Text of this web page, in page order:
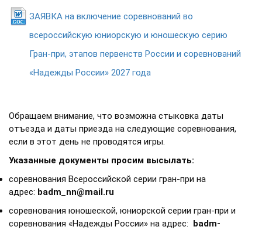
ЗАЯВКА на включение соревнований во
всероссийскую юниорскую и юношескую серию
Гран-при, этапов первенств России и соревнований
«Надежды России» 2027 года
Обращаем внимание, что возможна стыковка даты
отъезда и даты приезда на следующие соревнования,
если в этот день не проводятся игры.
Указанные документы просим высылать:
соревнования Всероссийской серии гран-при на
адрес: badm_nn@mail.ru
соревнования юношеской, юниорской серии гран-при и
соревнования «Надежды России» на адрес: badm-